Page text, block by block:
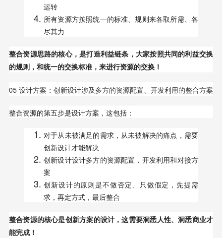
运转
所有资源方按照统一的标准、规则来各取所需、各
尽其力
整合资源思路的核心，是打造利益链条，大家按照共同的利益交换
的规则，和统一的交换标准，来进行资源的交换！
05 设计方案：创新设计涉及多方的资源配置、开发利用的整合方案
整合资源的第五步是设计方案，这包括：
对于从未被满足的需求，从未被解决的痛点，需要
创新设计才能解决
创新设计设计多方的资源配置，开发利用和对接方
案
创新设计的原则是不做否定、只做假定，先提需
求，再定方式，最后整合
整合资源的核心是创新方案的设计，这需要洞悉人性、洞悉商业才
能完成！